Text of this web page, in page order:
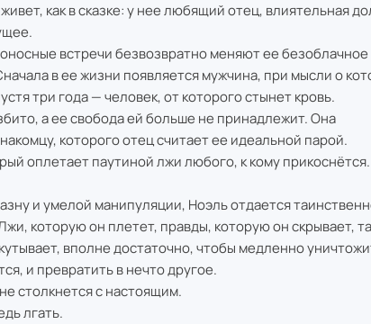
как в сказке: у нее любящий отец, влиятельная
встречи безвозвратно меняют ее безоблачное
в ее жизни появляется мужчина, при мысли о
три года — человек, от которого стынет кровь.
а ее свобода ей больше не принадлежит. Она
которого отец считает ее идеальной парой.
оплетает паутиной лжи любого, к кому прикоснётся.
и умелой манипуляции, Ноэль отдается
которую он плетет, правды, которую он скрывает,
вполне достаточно, чтобы медленно
и превратить в нечто другое.
столкнется с настоящим.
лгать.